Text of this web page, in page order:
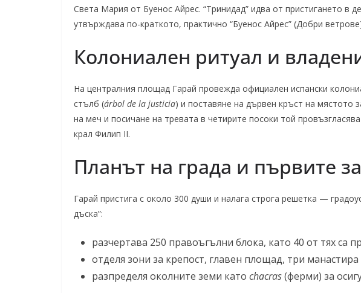
Света Мария от Буенос Айрес. “Тринидад” идва от пристигането в
утвърждава по-краткото, практично “Буенос Айрес” (Добри
Колониален ритуал и
На централния площад Гарай провежда официален испански
стълб (árbol de la justicia) и поставяне на дървен кръст на мястото
на меч и посичане на тревата в четирите посоки той
крал Филип II.
Планът на града и първите
Гарай пристига с около 300 души и налага строга решетка —
дъска”:
разчертава 250 правоъгълни блока, като 40 от тях са
отделя зони за крепост, главен площад, три
разпределя околните земи като chacras(ферми) за